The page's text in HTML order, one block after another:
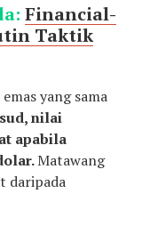
Financial-
Taktik
yang sama
nilai
apabila
Matawang
daripada